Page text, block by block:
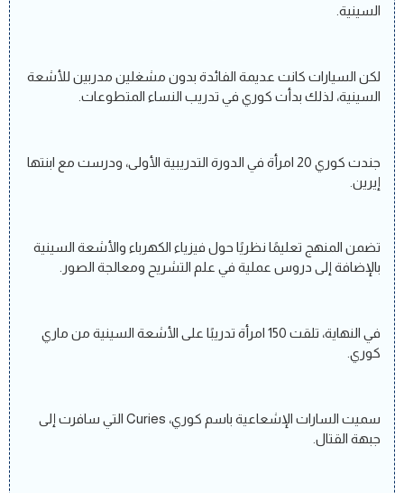
السينية.
لكن السيارات كانت عديمة الفائدة بدون مشغلين مدربين للأشعة
السينية، لذلك بدأت كوري في تدريب النساء المتطوعات.
جندت كوري 20 امرأة في الدورة التدريبية الأولى، ودرست مع ابنتها
إيرين.
تضمن المنهج تعليمًا نظريًا حول فيزياء الكهرباء والأشعة السينية
بالإضافة إلى دروس عملية في علم التشريح ومعالجة الصور.
في النهاية، تلقت 150 امرأة تدريبًا على الأشعة السينية من ماري
كوري.
سميت السارات الإشعاعية باسم كوري، Curies التي سافرت إلى
جبهة القتال.